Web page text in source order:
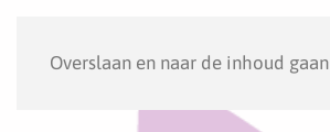
Overslaan en naar de inhoud gaan